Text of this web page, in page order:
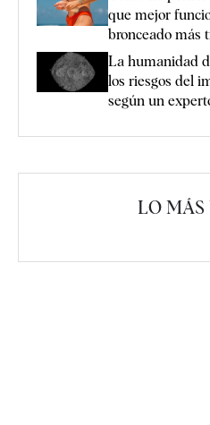
que mejor
bronceado más
La humanidad
los riesgos del
según un
LO MÁS